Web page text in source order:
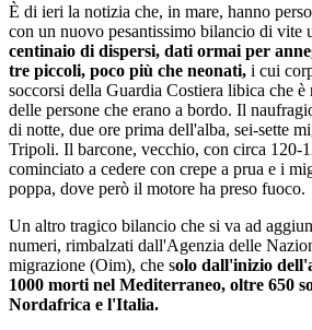
È di ieri la notizia che, in mare, hanno
con un nuovo pesantissimo bilancio di vite
centinaio di dispersi, dati ormai per
tre piccoli, poco più che neonati, i cui
soccorsi della Guardia Costiera libica che è
delle persone che erano a bordo. Il
di notte, due ore prima dell'alba, sei-sette
Tripoli. Il barcone, vecchio, con circa 120-
cominciato a cedere con crepe a prua e i
poppa, dove però il motore ha preso fuoco.
Un altro tragico bilancio che si va ad
numeri, rimbalzati dall'Agenzia delle
migrazione (Oim), che solo dall'inizio
1000 morti nel Mediterraneo, oltre 650
Nordafrica e l'Italia.